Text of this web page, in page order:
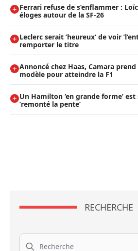
Ferrari refuse de s’enflammer :
éloges autour de la SF-26
Leclerc serait ’heureux’ de voir
remporter le titre
Annoncé chez Haas, Camara
modèle pour atteindre la F1
Un Hamilton ’en grande forme’
’remonté la pente’
RECHERCHE
Recherche